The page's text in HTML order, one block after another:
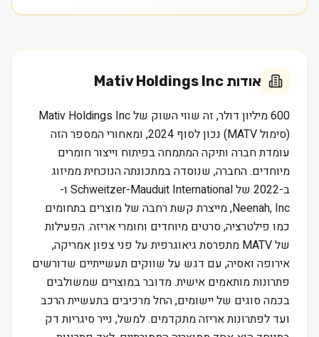
אודות Mativ Holdings Inc
600 מיליון דולר, זה שווי השוק של Mativ Holdings Inc
(סימול MATV) נכון לסוף 2024, ומאחורי המספר הזה
עומדת חברה ותיקה המתמחה בפיתוח וייצור חומרים
מיוחדים. החברה, שנוסדה במתכונתה הנוכחית ממיזוג
ב-2022 של Schweitzer-Mauduit International ו-
Neenah, Inc, מייצרת קשת רחבה של מוצרים בתחומים
כמו פילטרציה, סרטים מיוחדים וחומרי אריזה. הפעילות
של MATV מתפרסת גיאוגרפית על פני צפון אמריקה,
אירופה ואסיה, עם דגש על שווקים תעשייתיים שדורשים
פתרונות מותאמים אישית. מדובר במוצרים שמשולבים
בכמה סוגים של יישומים, החל מרכיבים בתעשיית הרכב
ועד לפתרונות אריזה מתקדמים. למשל, נייר סיגריות דק